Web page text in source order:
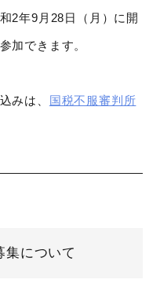
2年9月28日（月）に開
加できます。
みは、 国税不服審判所
集について